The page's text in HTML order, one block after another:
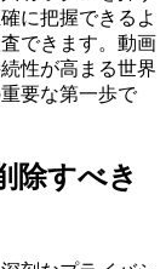
に把握できるよ
できます。動画
性が高まる世界
要な第一歩で
除すべき